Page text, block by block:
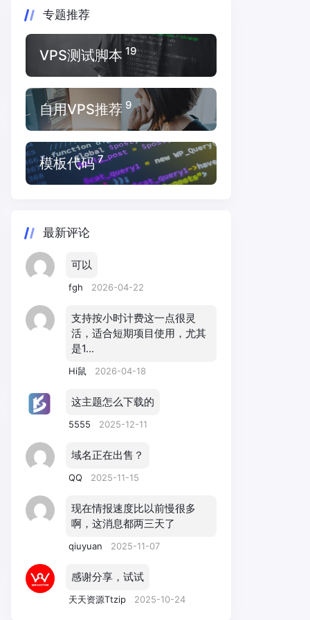
专题推荐
VPS测试脚本 19
自用VPS推荐 9
模板代码 7
最新评论
可以
fgh 2026-04-22
支持按小时计费这一点很灵
活，适合短期项目使用，尤其
是1...
Hi鼠 2026-04-18
这主题怎么下载的
5555 2025-12-11
域名正在出售？
QQ 2025-11-15
现在情报速度比以前慢很多
啊，这消息都两三天了
qiuyuan 2025-11-07
感谢分享，试试
天天资源Ttzip 2025-10-24